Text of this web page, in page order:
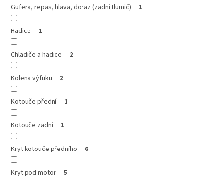
Gufera, repas, hlava, doraz (zadní tlumič) 1
Hadice 1
Chladiče a hadice 2
Kolena výfuku 2
Kotouče přední 1
Kotouče zadní 1
Kryt kotouče předního 6
Kryt pod motor 5